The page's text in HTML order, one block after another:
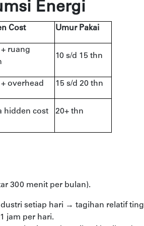
Energi
Cost Umur Pakai
ruang
10 s/d 15 thn
overhead 15 s/d 20 thn
hidden cost 20+ thn
300 menit per bulan).
setiap hari → tagihan relatif
jam per hari.